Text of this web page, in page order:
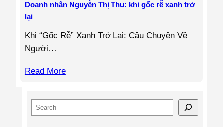
Doanh nhân Nguyễn Thị Thu: khi gốc rễ xanh trở
lại
Khi “Gốc Rễ” Xanh Trở Lại: Câu Chuyện Về
Người…
Read More
S
e